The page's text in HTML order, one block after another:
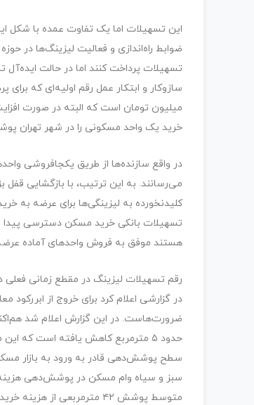
خرید یک واحد مسکونی را در شهر تهران
در واقع سازنده‌ها از طریق یکجافروشی
می‌رسانند. به این ترتیب، با بازگشایی قفل
کلیدنخورده به لیزینگی‌ها برای عرضه به
تسهیلات بانکی خرید مسکن دسترسی پیدا
هستند موفق به فروش واحدهای آماده
در گزارشی اعلام کرد برای خروج از
ضرورت‌هاست. در این گزارش اعلام شد
حدود ۵ مترمربع کاهش یافته است
سطح پوشش‌دهی قادر به ورود به بازار
متوسط پوشش ۴۲ مترمربعی